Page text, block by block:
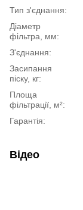
Тип з'єднання:
Діаметр
фільтра, мм:
З'єднання:
Засипання
піску, кг:
Площа
фільтрації, м²:
Гарантія:
Відео